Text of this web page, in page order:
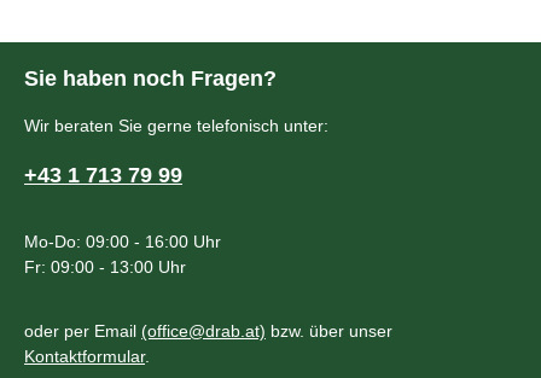
Sie haben noch Fragen?
Wir beraten Sie gerne telefonisch unter:
+43 1 713 79 99
Mo-Do: 09:00 - 16:00 Uhr
Fr: 09:00 - 13:00 Uhr
oder per Email (office@drab.at) bzw. über unser
Kontaktformular.